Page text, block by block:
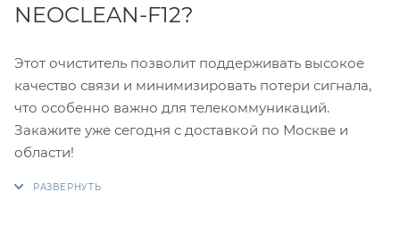
NEOCLEAN-F12?
Этот очиститель позволит поддерживать высокое
качество связи и минимизировать потери сигнала,
что особенно важно для телекоммуникаций.
Закажите уже сегодня с доставкой по Москве и
области!